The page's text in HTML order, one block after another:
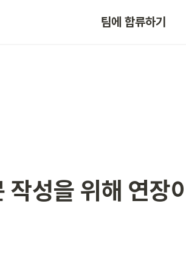
팀에 합류하기
작성을 위해 연장